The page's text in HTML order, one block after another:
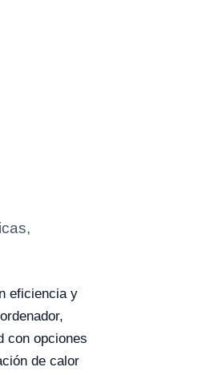
eficiencia y
con opciones
de calor